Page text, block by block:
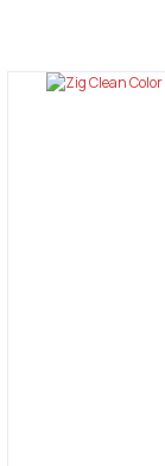
Bu ürünün fiyat
tarafımıza